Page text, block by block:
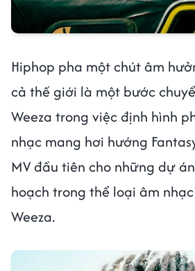
Hiphop pha một chút âm
cả thế giới là một bước
Weeza trong việc định hình
nhạc mang hơi hướng
MV đầu tiên cho những dự
hoạch trong thể loại âm
Weeza.